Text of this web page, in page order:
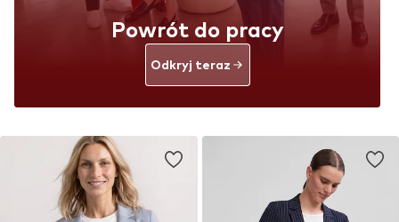
Powrót do pracy
Odkryj teraz